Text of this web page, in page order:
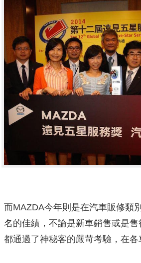
而MAZDA今年則是在汽車販修類
名的佳績，不論是新車銷售或是售
都通過了神秘客的嚴苛考驗，在各